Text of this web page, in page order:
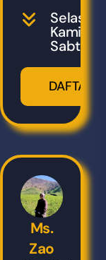
Selasa,
Kamis,
Sabtu
DAFTAR
Ms.
Zao